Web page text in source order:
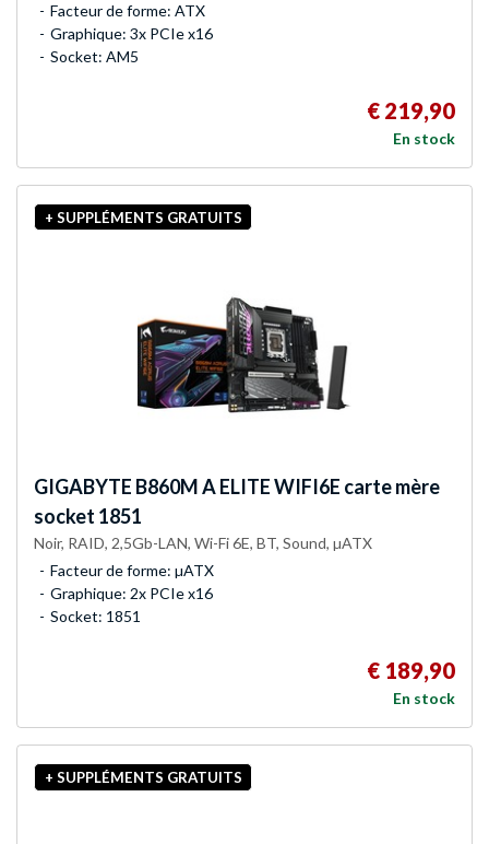
Facteur de forme: ATX
Graphique: 3x PCIe x16
Socket: AM5
€ 219,90
En stock
+ SUPPLÉMENTS GRATUITS
GIGABYTE B860M A ELITE WIFI6E carte mère
socket 1851
Noir, RAID, 2,5Gb-LAN, Wi-Fi 6E, BT, Sound, µATX
Facteur de forme: µATX
Graphique: 2x PCIe x16
Socket: 1851
€ 189,90
En stock
+ SUPPLÉMENTS GRATUITS